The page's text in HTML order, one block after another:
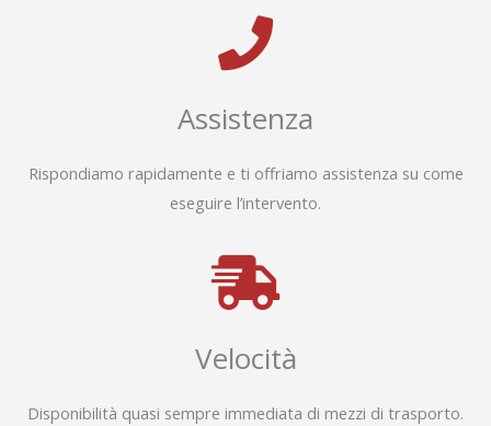
Assistenza
Rispondiamo rapidamente e ti offriamo assistenza su come
eseguire l’intervento.
Velocità
Disponibilità quasi sempre immediata di mezzi di trasporto.